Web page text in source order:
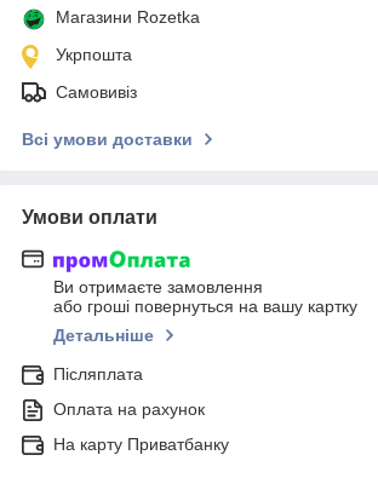
Магазини Rozetka
Укрпошта
Самовивіз
Всі умови доставки
Умови оплати
Ви отримаєте замовлення
або гроші повернуться на вашу картку
Детальніше
Післяплата
Оплата на рахунок
На карту Приватбанку